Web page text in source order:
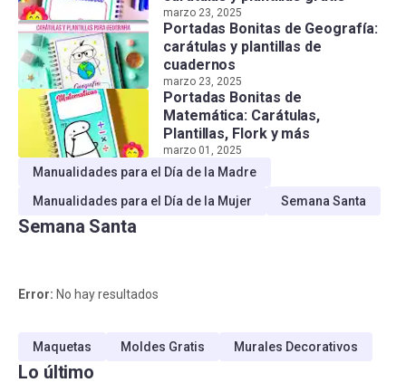
marzo 23, 2025
Portadas Bonitas de Geografía:
carátulas y plantillas de
cuadernos
marzo 23, 2025
Portadas Bonitas de
Matemática: Carátulas,
Plantillas, Flork y más
marzo 01, 2025
Manualidades para el Día de la Madre
Manualidades para el Día de la Mujer
Semana Santa
Semana Santa
Error: No hay resultados
Maquetas Moldes Gratis Murales Decorativos
Lo último